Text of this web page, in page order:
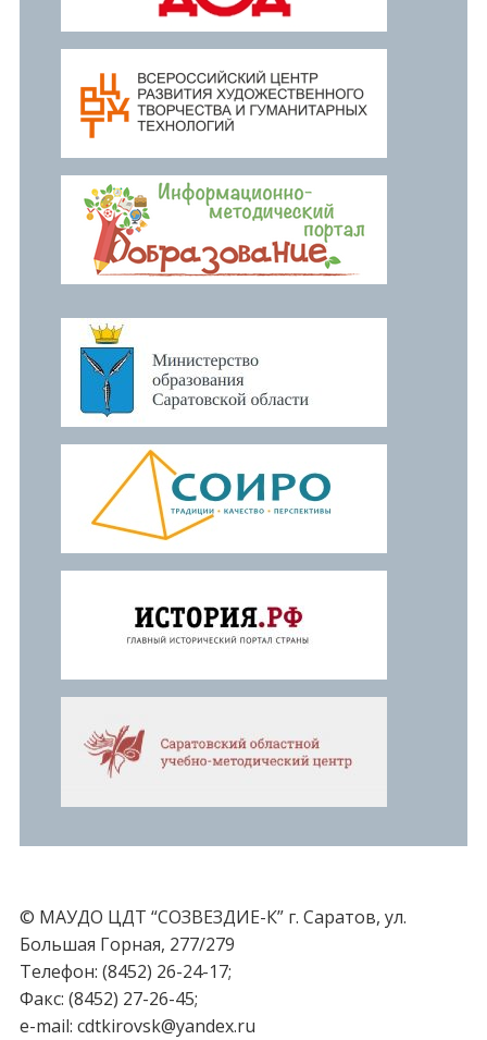
© МАУДО ЦДТ “СОЗВЕЗДИЕ-К” г. Саратов, ул.
Большая Горная, 277/279
Телефон: (8452) 26-24-17;
Факс: (8452) 27-26-45;
e-mail: cdtkirovsk@yandex.ru